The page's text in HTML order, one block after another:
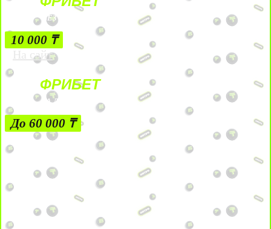
БЕЗ УСЛОВИЙ
10 000 ₸
На сайт
ФРИБЕТ
ЗА ДЕПОЗИТЫ
До 60 000 ₸